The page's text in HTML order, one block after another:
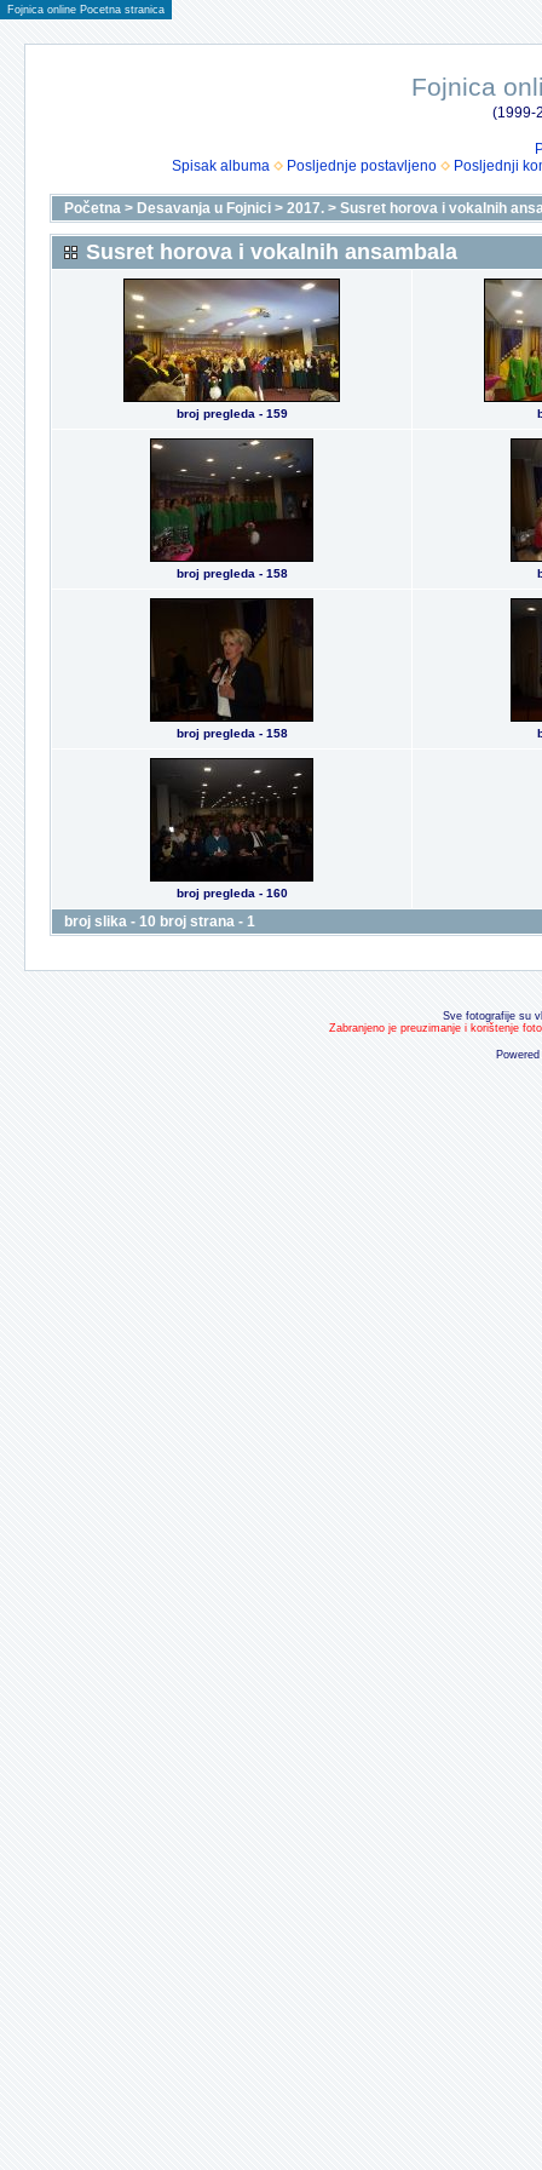
Fojnica online Pocetna stranica
Fojnica
(1999-
Spisak albuma
Posljednje postavljeno Posljednji
Početna > Desavanja u Fojnici > 2017. > Susret horova i vokalnih
Susret horova i vokalnih ansambala
broj pregleda - 159
broj pregleda - 158
broj pregleda - 158
broj pregleda - 160
broj slika - 10 broj strana - 1
Sve fotografije su
Zabranjeno je preuzimanje i korištenje